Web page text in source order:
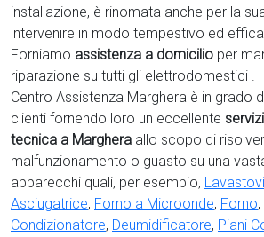
installazione, è rinomata anche per la
intervenire in modo tempestivo ed
Forniamo assistenza a domicilio per
riparazione su tutti gli elettrodomestici .
Centro Assistenza Marghera è in grado
clienti fornendo loro un eccellente
tecnica a Marghera allo scopo di
malfunzionamento o guasto su una
apparecchi quali, per esempio,
Asciugatrice, Forno a Microonde, Forno,
Condizionatore, Deumidificatore, Piani